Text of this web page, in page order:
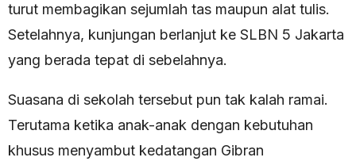
turut membagikan sejumlah tas maupun alat tulis.
Setelahnya, kunjungan berlanjut ke SLBN 5 Jakarta
yang berada tepat di sebelahnya.
Suasana di sekolah tersebut pun tak kalah ramai.
Terutama ketika anak-anak dengan kebutuhan
khusus menyambut kedatangan Gibran